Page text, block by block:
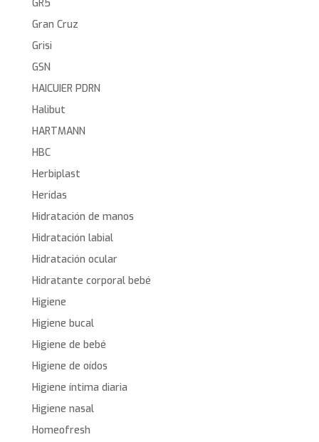
GR5
Gran Cruz
Grisi
GSN
HAICUIER PDRN
Halibut
HARTMANN
HBC
Herbiplast
Heridas
Hidratación de manos
Hidratación labial
Hidratación ocular
Hidratante corporal bebé
Higiene
Higiene bucal
Higiene de bebé
Higiene de oídos
Higiene íntima diaria
Higiene nasal
Homeofresh